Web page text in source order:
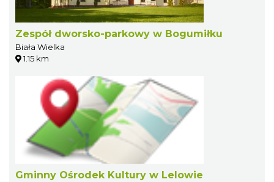
Zespół dworsko-parkowy w Bogumiłku
Biała Wielka
1.15 km
Gminny Ośrodek Kultury w Lelowie